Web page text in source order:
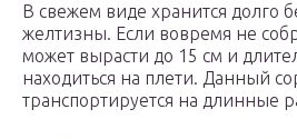
В свежем виде хранится долго
желтизны. Если вовремя не
может вырасти до 15 см и
находиться на плети. Данный
транспортируется на длинные